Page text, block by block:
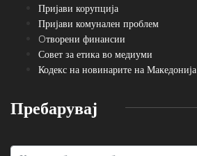
Пријави корупција
Пријави комунален проблем
Oтворени финансии
Совет за етика во медиуми
Кодекс на новинарите на Македонија
Пребарувај